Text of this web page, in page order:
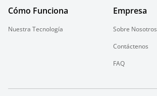
Cómo Funciona
Nuestra Tecnología
Empresa
Sobre Nosotros
Contáctenos
FAQ